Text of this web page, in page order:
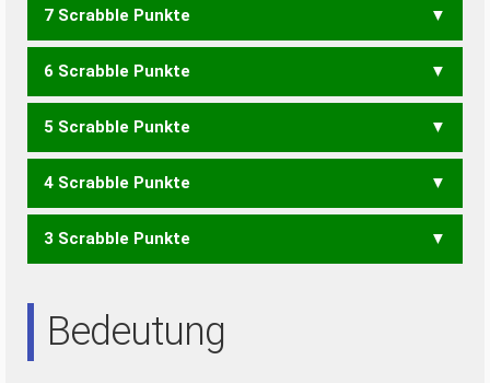
FANG FAUNS
7 Scrabble Punkte
FUG AUFN AUFS FANS
6 Scrabble Punkte
AUF FAN FUN FUS SANGS
5 Scrabble Punkte
GANS GAUS GNUS GUSS
4 Scrabble Punkte
AGS GAS GAU GNU GUS
SAUN SAUS
3 Scrabble Punkte
Bedeutung